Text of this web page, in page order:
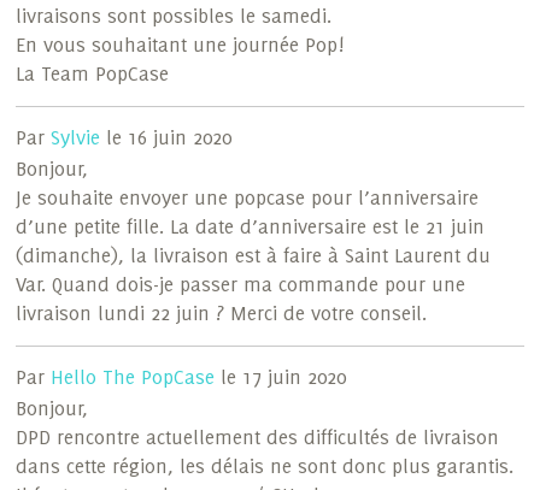
livraisons sont possibles le samedi.
En vous souhaitant une journée Pop!
La Team PopCase
ParSylvie le 16 juin 2020
Bonjour,
Je souhaite envoyer une popcase pour l’anniversaire
d’une petite fille. La date d’anniversaire est le 21 juin
(dimanche), la livraison est à faire à Saint Laurent du
Var. Quand dois-je passer ma commande pour une
livraison lundi 22 juin ? Merci de votre conseil.
Par Hello The PopCase le 17 juin 2020
Bonjour,
DPD rencontre actuellement des difficultés de livraison
dans cette région, les délais ne sont donc plus garantis.